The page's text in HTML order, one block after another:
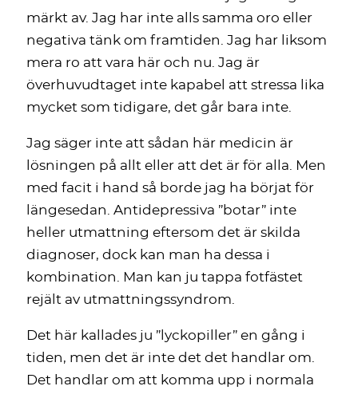
märkt av. Jag har inte alls samma oro eller
negativa tänk om framtiden. Jag har liksom
mera ro att vara här och nu. Jag är
överhuvudtaget inte kapabel att stressa lika
mycket som tidigare, det går bara inte.
Jag säger inte att sådan här medicin är
lösningen på allt eller att det är för alla. Men
med facit i hand så borde jag ha börjat för
längesedan. Antidepressiva ”botar” inte
heller utmattning eftersom det är skilda
diagnoser, dock kan man ha dessa i
kombination. Man kan ju tappa fotfästet
rejält av utmattningssyndrom.
Det här kallades ju ”lyckopiller” en gång i
tiden, men det är inte det det handlar om.
Det handlar om att komma upp i normala